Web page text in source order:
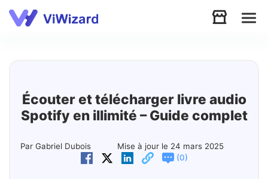
Vidéo
Soutien
Écouter et télécharger livre audio
Spotify en illimité – Guide complet
Par Gabriel Dubois
Mise à jour le 24 mars 2025
(0)